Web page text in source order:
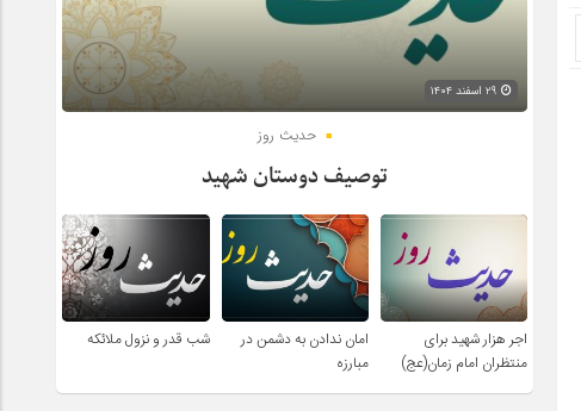
حدیث روز
توصیف دوستان شهید
اجر هزار شهید برای
منتظران امام زمان(عج)
امان ندادن به دشمن در
مبارزه
شب قدر و نزول ملائکه